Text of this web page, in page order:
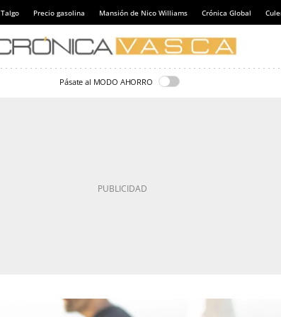
Talgo Precio gasolina Mansión de Nico Williams Crónica Global
Pásate al MODO AHORRO